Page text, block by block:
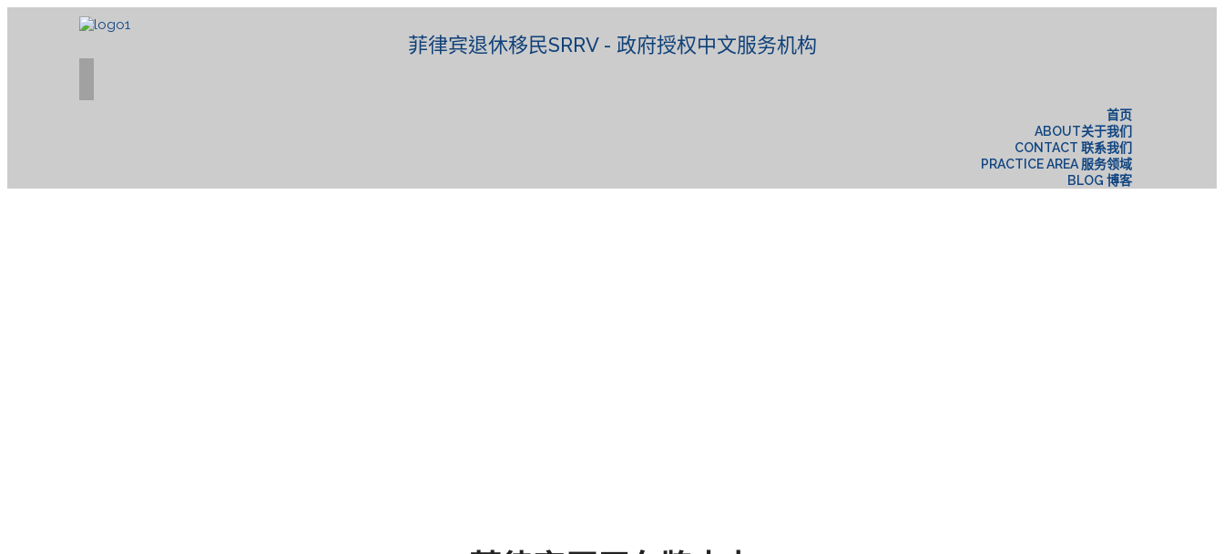
菲律宾退休移民SRRV - 政府授权中文服务机构
首页
ABOUT关于我们
CONTACT 联系我们
PRACTICE AREA 服务领域
BLOG 博客